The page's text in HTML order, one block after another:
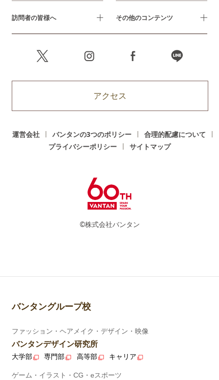
訪問者の皆様へ その他のコンテンツ
アクセス
運営会社 バンタンの3つのポリシー
合理的配慮について
プライバシーポリシー
サイトマップ
©株式会社バンタン
バンタングループ校
ファッション・ヘアメイク・デザイン・映像
バンタンデザイン研究所
大学部 専門部 高等部 キャリア
ゲーム・イラスト・CG・eスポーツ